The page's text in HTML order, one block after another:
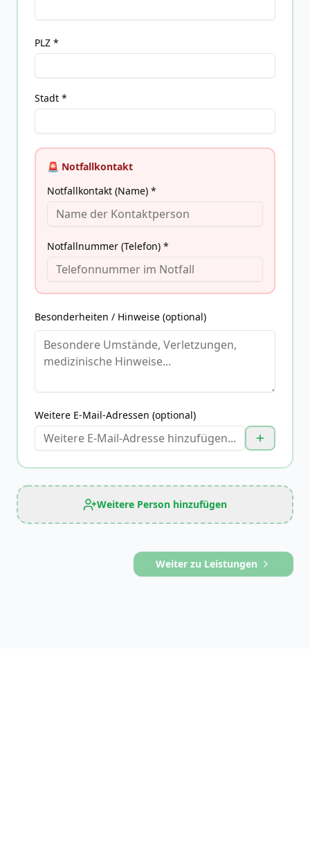
PLZ *
Stadt *
🚨 Notfallkontakt
Notfallkontakt (Name) *
Notfallnummer (Telefon) *
Besonderheiten / Hinweise (optional)
Weitere E-Mail-Adressen (optional)
Weitere Person hinzufügen
Weiter zu Leistungen